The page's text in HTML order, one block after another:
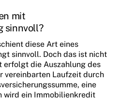
mit
sinnvoll?
diese Art eines
sinnvoll. Doch das ist nicht
erfolgt die Auszahlung des
vereinbarten Laufzeit durch
eine
wird ein Immobilienkredit